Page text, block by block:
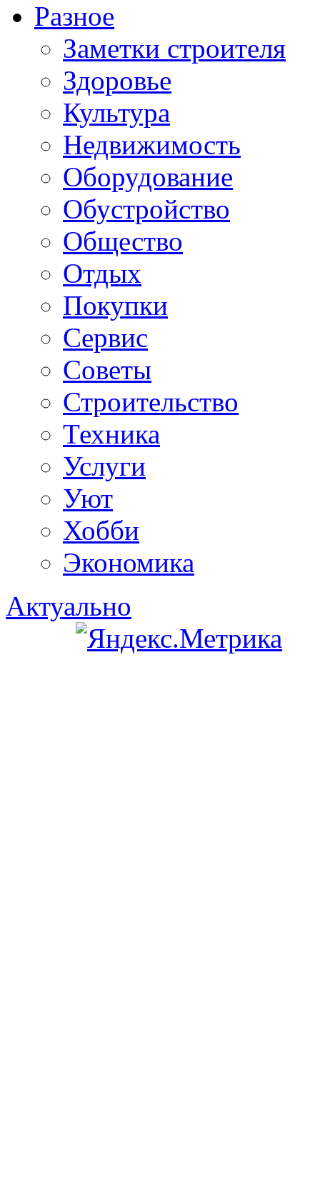
Разное
Заметки строителя
Здоровье
Культура
Недвижимость
Оборудование
Обустройство
Общество
Отдых
Покупки
Сервис
Советы
Строительство
Техника
Услуги
Уют
Хобби
Экономика
Актуально